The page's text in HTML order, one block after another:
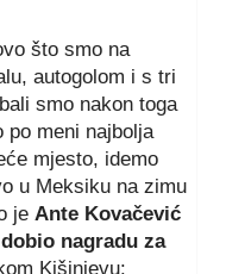
što smo na
autogolom i s tri
smo nakon toga
po meni najbolja
mjesto, idemo
u Meksiku na zimu
je Ante Kovačević
nagradu za
Kišinjevu: